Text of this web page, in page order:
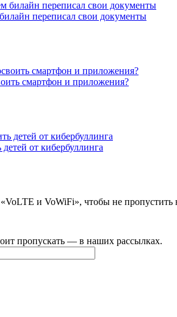
переписал свои документы
смартфон и приложения?
от кибербуллинга
и VoWiFi», чтобы не
пропускать — в наших рассылках.